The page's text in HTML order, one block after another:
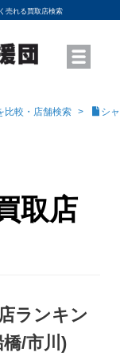
売れる買取店検索
る
比較・店舗検索 シ
取店
ランキン
/市川)